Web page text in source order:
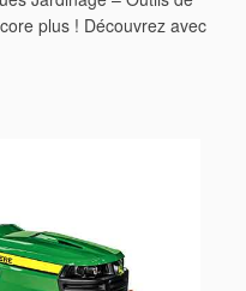
plus ! Découvrez avec